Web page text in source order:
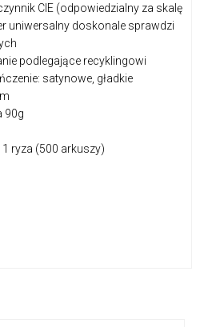
CIE (odpowiedzialny za skalę
uniwersalny doskonale sprawdzi
podlegające recyklingowi
satynowe, gładkie
90g
ryza (500 arkuszy)